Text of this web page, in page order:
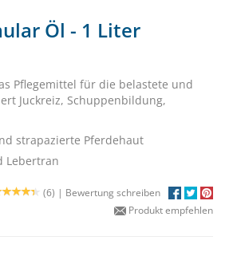
Öl - 1 Liter
Pflegemittel für die belastete und
Juckreiz, Schuppenbildung,
strapazierte Pferdehaut
Lebertran
(6) | Bewertung schreiben
Produkt empfehlen